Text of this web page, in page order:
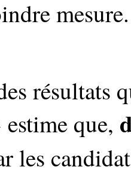
mesure.
résultats
que,
les